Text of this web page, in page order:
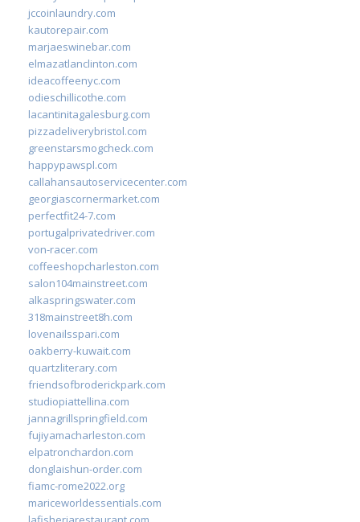
jccoinlaundry.com
kautorepair.com
marjaeswinebar.com
elmazatlanclinton.com
ideacoffeenyc.com
odieschillicothe.com
lacantinitagalesburg.com
pizzadeliverybristol.com
greenstarsmogcheck.com
happypawspl.com
callahansautoservicecenter.com
georgiascornermarket.com
perfectfit24-7.com
portugalprivatedriver.com
von-racer.com
coffeeshopcharleston.com
salon104mainstreet.com
alkaspringswater.com
318mainstreet8h.com
lovenailsspari.com
oakberry-kuwait.com
quartzliterary.com
friendsofbroderickpark.com
studiopiattellina.com
jannagrillspringfield.com
fujiyamacharleston.com
elpatronchardon.com
donglaishun-order.com
fiamc-rome2022.org
mariceworldessentials.com